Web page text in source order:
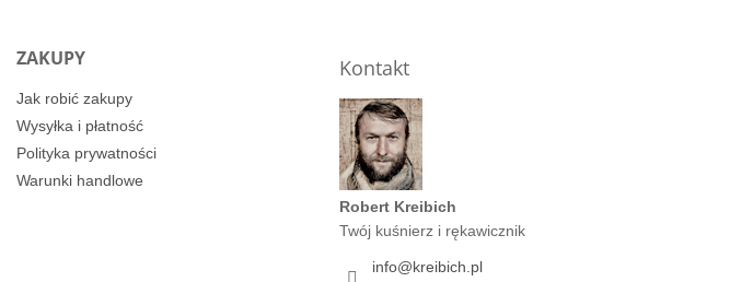
ZAKUPY
Jak robić zakupy
Wysyłka i płatność
Polityka prywatności
Warunki handlowe
Kontakt
Robert Kreibich
Twój kuśnierz i rękawicznik
info@kreibich.pl